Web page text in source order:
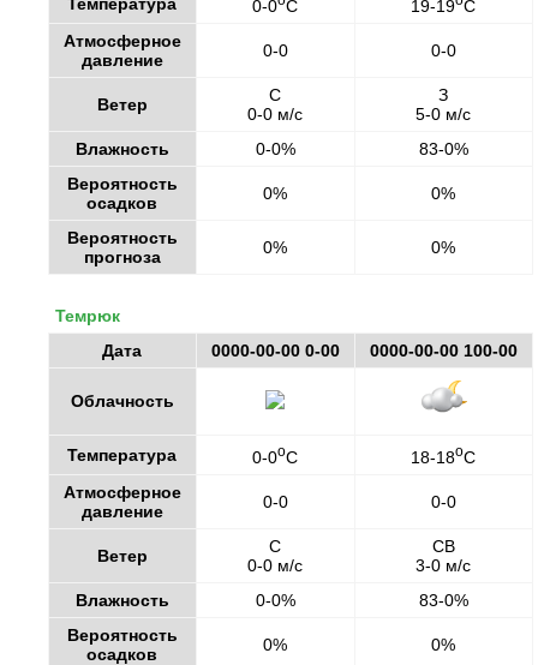
0-0 C 19-19 C
Атмосферное
давление
0-0 0-0
Ветер
С
0-0 м/с
З
5-0 м/с
Влажность
0-0%
83-0%
Вероятность
осадков
0% 0%
Вероятность
прогноза
0% 0%
Темрюк
Дата
0000-00-00 0-00 0000-00-00 100-00
Облачность
Температура 0-0oC 18-18oC
Атмосферное
давление
0-0 0-0
Ветер
С
0-0 м/с
СВ
3-0 м/с
Влажность
0-0%
83-0%
Вероятность
осадков
0% 0%